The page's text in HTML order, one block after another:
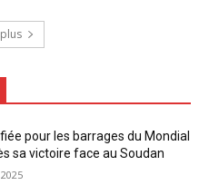
pour les barrages du Mondial
sa victoire face au Soudan